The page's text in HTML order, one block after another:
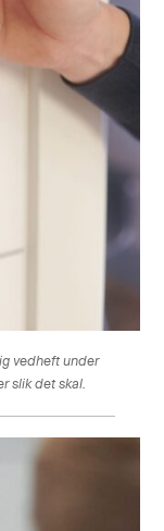
vedheft under
slik det skal.